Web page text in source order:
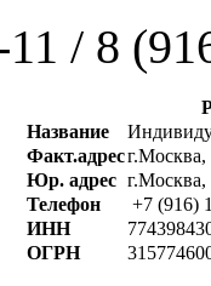
/ 8
Название
Факт.адресг.Москва,
Юр. адрес г.Москва,
Телефон
+7 (916)
ИНН
ОГРН